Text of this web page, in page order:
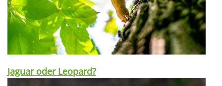
Jaguar oder Leopard?